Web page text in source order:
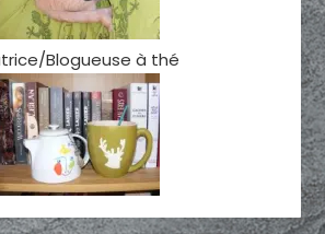
Blogueuse à thé